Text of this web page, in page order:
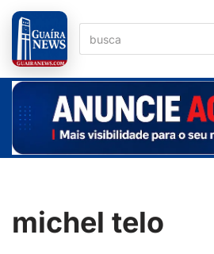
Pular
para
o
conteúdo
michel telo